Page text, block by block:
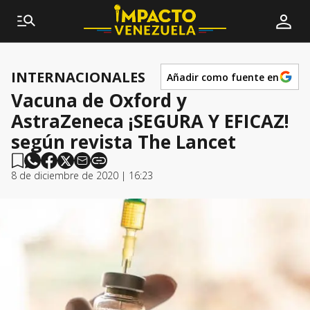
INTERNACIONALES Añadir como fuente en
Vacuna de Oxford y
AstraZeneca ¡SEGURA Y EFICAZ!
según revista The Lancet
8 de diciembre de 2020 | 16:23